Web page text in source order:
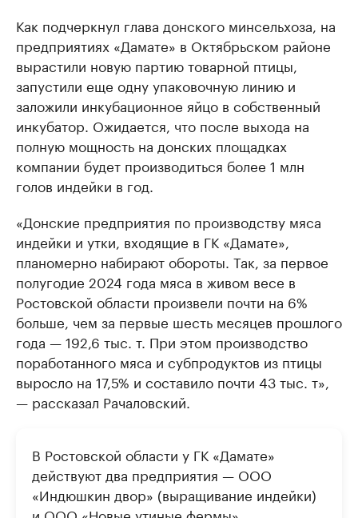
Как подчеркнул глава донского минсельхоза, на
предприятиях «Дамате» в Октябрьском районе
вырастили новую партию товарной птицы,
запустили еще одну упаковочную линию и
заложили инкубационное яйцо в собственный
инкубатор. Ожидается, что после выхода на
полную мощность на донских площадках
компании будет производиться более 1 млн
голов индейки в год.
«Донские предприятия по производству мяса
индейки и утки, входящие в ГК «Дамате»,
планомерно набирают обороты. Так, за первое
полугодие 2024 года мяса в живом весе в
Ростовской области произвели почти на 6%
больше, чем за первые шесть месяцев прошлого
года — 192,6 тыс. т. При этом производство
поработанного мяса и субпродуктов из птицы
выросло на 17,5% и составило почти 43 тыс. т»,
— рассказал Рачаловский.
В Ростовской области у ГК «Дамате»
действуют два предприятия — ООО
«Индюшкин двор» (выращивание индейки)